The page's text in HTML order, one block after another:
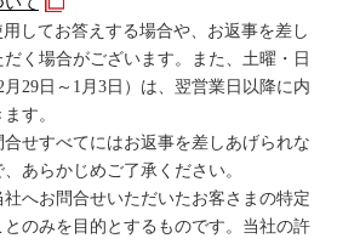
用してお答えする場合や、お返事を差し
く場合がございます。また、土曜・日
29日～1月3日）は、翌営業日以降に内
す。
合せすべてにはお返事を差しあげられな
あらかじめご了承ください。
社へお問合せいただいたお客さまの特定
のみを目的とするものです。当社の許